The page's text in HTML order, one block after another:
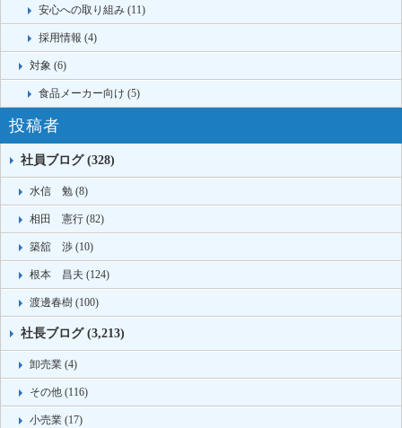
安心への取り組み (11)
採用情報 (4)
対象 (6)
食品メーカー向け (5)
投稿者
社員ブログ (328)
水信 勉 (8)
相田 憲行 (82)
築舘 渉 (10)
根本 昌夫 (124)
渡邊春樹 (100)
社長ブログ (3,213)
卸売業 (4)
その他 (116)
小売業 (17)